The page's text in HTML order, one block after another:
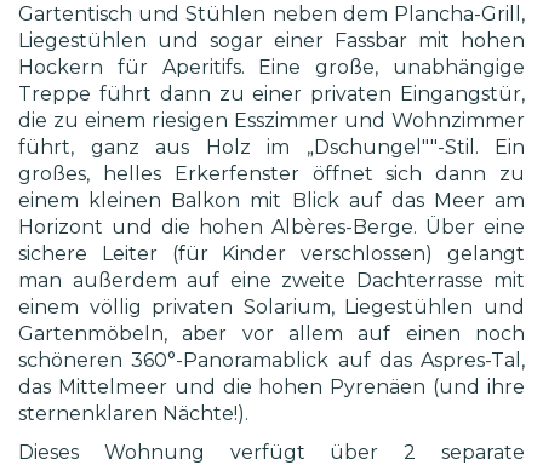
Gartentisch und Stühlen neben dem Plancha-Grill,
Liegestühlen und sogar einer Fassbar mit hohen
Hockern für Aperitifs. Eine große, unabhängige
Treppe führt dann zu einer privaten Eingangstür,
die zu einem riesigen Esszimmer und Wohnzimmer
führt, ganz aus Holz im „Dschungel""-Stil. Ein
großes, helles Erkerfenster öffnet sich dann zu
einem kleinen Balkon mit Blick auf das Meer am
Horizont und die hohen Albères-Berge. Über eine
sichere Leiter (für Kinder verschlossen) gelangt
man außerdem auf eine zweite Dachterrasse mit
einem völlig privaten Solarium, Liegestühlen und
Gartenmöbeln, aber vor allem auf einen noch
schöneren 360°-Panoramablick auf das Aspres-Tal,
das Mittelmeer und die hohen Pyrenäen (und ihre
sternenklaren Nächte!).
Dieses Wohnung verfügt über 2 separate